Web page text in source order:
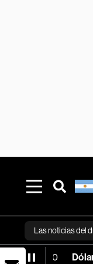
Las noticias del
Dólar CCL